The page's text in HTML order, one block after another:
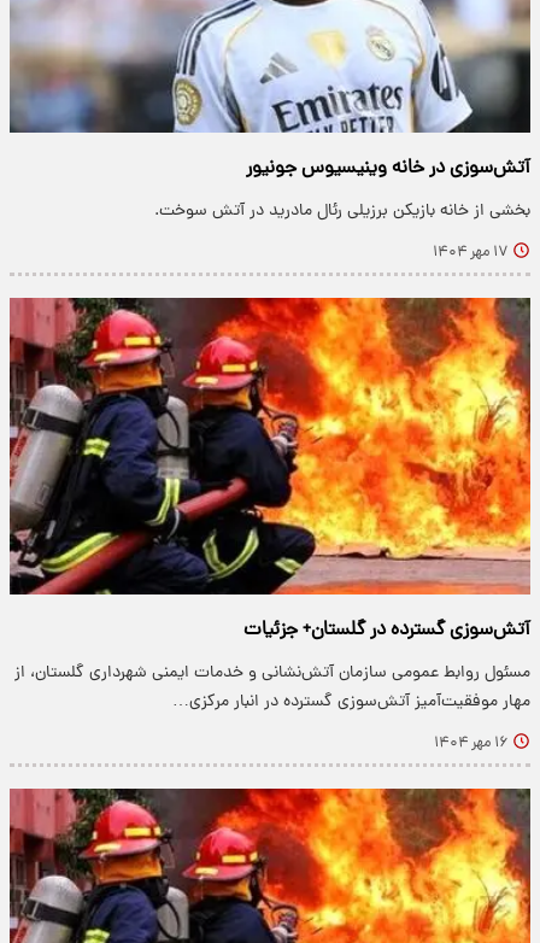
آتش‌سوزی در خانه وینیسیوس جونیور
بخشی از خانه بازیکن برزیلی رئال مادرید در آتش سوخت.
۱۷ مهر ۱۴۰۴
آتش‌سوزی گسترده در گلستان+ جزئیات
مسئول روابط عمومی سازمان آتش‌نشانی و خدمات ایمنی شهرداری گلستان، از
مهار موفقیت‌آمیز آتش‌سوزی گسترده در انبار مرکزی…
۱۶ مهر ۱۴۰۴